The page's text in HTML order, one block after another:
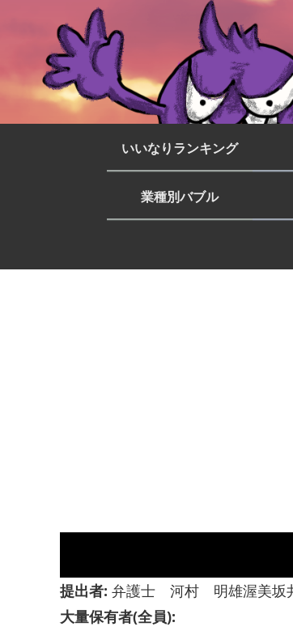
いいなりランキング
業種別バブル
提出者: 弁護士 河村 明雄渥美坂
大量保有者(全員):